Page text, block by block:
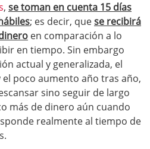
, se toman en cuenta 15 días
; es decir, quese recibirá
en comparación a lo
en tiempo. Sin embargo
actual y generalizada, el
poco aumento año tras año,
sino seguir de largo
más de dinero aún cuando
realmente al tiempo de